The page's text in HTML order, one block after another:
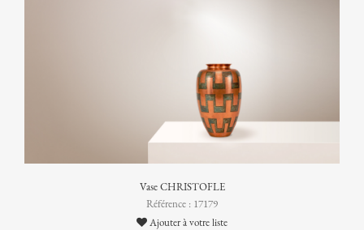
Vase CHRISTOFLE
Référence : 17179
Ajouter à votre liste